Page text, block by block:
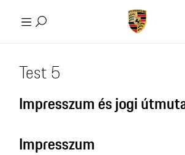
Test 5
Impresszum és jogi
Impresszum